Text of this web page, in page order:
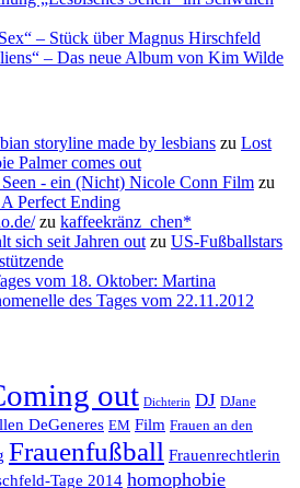
storyline made by lesbians zu Lost
Palmer comes out
- ein (Nicht) Nicole Conn Film zu
Perfect Ending
zu kaffeekränz_chen*
sich seit Jahren out zu US-Fußballstars
vom 18. Oktober: Martina
des Tages vom 22.11.2012
out Dichterin DJ DJane
DeGeneres EM Film Frauen an den
Frauenfußball Frauenrechtlerin
Tage 2014 homophobie